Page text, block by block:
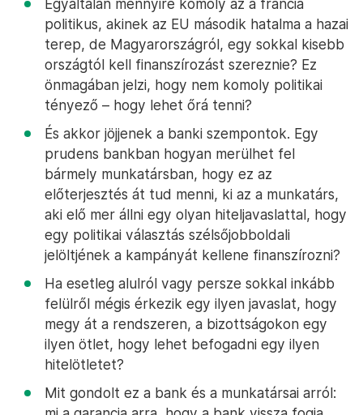
Egyáltalán mennyire komoly az a francia
politikus, akinek az EU második hatalma a hazai
terep, de Magyarországról, egy sokkal kisebb
országtól kell finanszírozást szereznie? Ez
önmagában jelzi, hogy nem komoly politikai
tényező – hogy lehet őrá tenni?
És akkor jöjjenek a banki szempontok. Egy
prudens bankban hogyan merülhet fel
bármely munkatársban, hogy ez az
előterjesztés át tud menni, ki az a munkatárs,
aki elő mer állni egy olyan hiteljavaslattal, hogy
egy politikai választás szélsőjobboldali
jelöltjének a kampányát kellene finanszírozni?
Ha esetleg alulról vagy persze sokkal inkább
felülről mégis érkezik egy ilyen javaslat, hogy
megy át a rendszeren, a bizottságokon egy
ilyen ötlet, hogy lehet befogadni egy ilyen
hitelötletet?
Mit gondolt ez a bank és a munkatársai arról: